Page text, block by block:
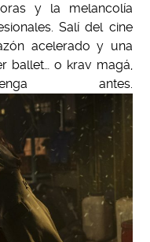
y la melancolía
Salí del cine
acelerado y una
ballet… o krav magá,
antes.